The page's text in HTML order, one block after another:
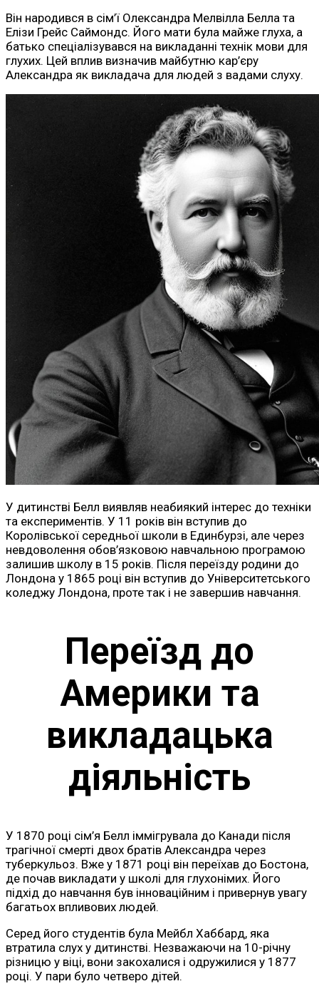
Він народився в сім’ї Олександра Мелвілла Белла та
Елізи Грейс Саймондс. Його мати була майже глуха, а
батько спеціалізувався на викладанні технік мови для
глухих. Цей вплив визначив майбутню кар’єру
Александра як викладача для людей з вадами слуху.
У дитинстві Белл виявляв неабиякий інтерес до техніки
та експериментів. У 11 років він вступив до
Королівської середньої школи в Единбурзі, але через
невдоволення обов’язковою навчальною програмою
залишив школу в 15 років. Після переїзду родини до
Лондона у 1865 році він вступив до Університетського
коледжу Лондона, проте так і не завершив навчання.
Переїзд до
Америки та
викладацька
діяльність
У 1870 році сім’я Белл іммігрувала до Канади після
трагічної смерті двох братів Александра через
туберкульоз. Вже у 1871 році він переїхав до Бостона,
де почав викладати у школі для глухонімих. Його
підхід до навчання був інноваційним і привернув увагу
багатьох впливових людей.
Серед його студентів була Мейбл Хаббард, яка
втратила слух у дитинстві. Незважаючи на 10-річну
різницю у віці, вони закохалися і одружилися у 1877
році. У пари було четверо дітей.